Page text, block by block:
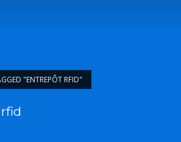
"ENTREPÔT RFID"